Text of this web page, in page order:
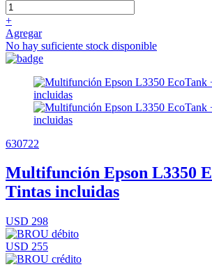
+
Agregar
No hay suficiente stock disponible
630722
Multifunción Epson L3350
Tintas incluidas
USD 298
USD 255